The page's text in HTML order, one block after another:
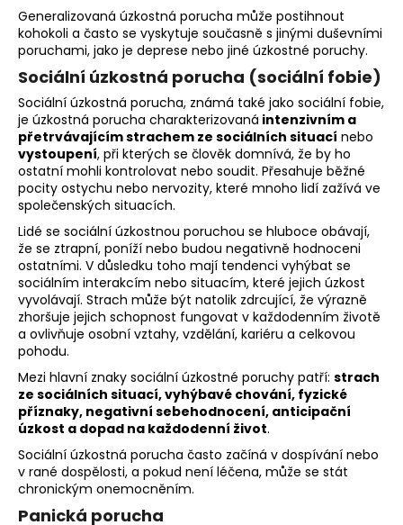
Generalizovaná úzkostná porucha může postihnout
kohokoli a často se vyskytuje současně s jinými duševními
poruchami, jako je deprese nebo jiné úzkostné poruchy.
Sociální úzkostná porucha (sociální fobie)
Sociální úzkostná porucha, známá také jako sociální fobie,
je úzkostná porucha charakterizovaná intenzivním a
přetrvávajícím strachem ze sociálních situací nebo
vystoupení, při kterých se člověk domnívá, že by ho
ostatní mohli kontrolovat nebo soudit. Přesahuje běžné
pocity ostychu nebo nervozity, které mnoho lidí zažívá ve
společenských situacích.
Lidé se sociální úzkostnou poruchou se hluboce obávají,
že se ztrapní, poníží nebo budou negativně hodnoceni
ostatními. V důsledku toho mají tendenci vyhýbat se
sociálním interakcím nebo situacím, které jejich úzkost
vyvolávají. Strach může být natolik zdrcující, že výrazně
zhoršuje jejich schopnost fungovat v každodenním životě
a ovlivňuje osobní vztahy, vzdělání, kariéru a celkovou
pohodu.
Mezi hlavní znaky sociální úzkostné poruchy patří: strach
ze sociálních situací, vyhýbavé chování, fyzické
příznaky, negativní sebehodnocení, anticipační
úzkost a dopad na každodenní život.
Sociální úzkostná porucha často začíná v dospívání nebo
v rané dospělosti, a pokud není léčena, může se stát
chronickým onemocněním.
Panická porucha